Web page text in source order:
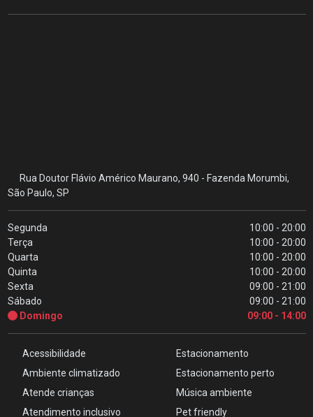
Rua Doutor Flávio Américo Maurano, 940 - Fazenda Morumbi,
São Paulo, SP
Segunda
10:00 - 20:00
Terça
10:00 - 20:00
Quarta
10:00 - 20:00
Quinta
10:00 - 20:00
Sexta
09:00 - 21:00
Sábado
09:00 - 21:00
Domingo
09:00 - 14:00
Acessibilidade
Ambiente climatizado
Atende crianças
Atendimento inclusivo
Estacionamento
Estacionamento perto
Música ambiente
Pet friendly